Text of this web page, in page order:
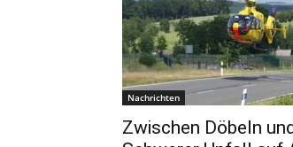
Nachrichten
Zwischen Döbeln